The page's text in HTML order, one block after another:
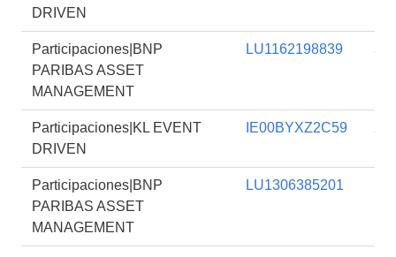
DRIVEN
Participaciones|BNP
PARIBAS ASSET
MANAGEMENT
LU1162198839
Participaciones|KL EVENT
DRIVEN
IE00BYXZ2C59
Participaciones|BNP
PARIBAS ASSET
MANAGEMENT
LU1306385201